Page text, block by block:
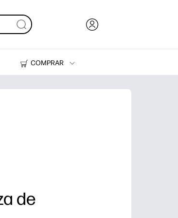
COMPRAR
Impresoras
de